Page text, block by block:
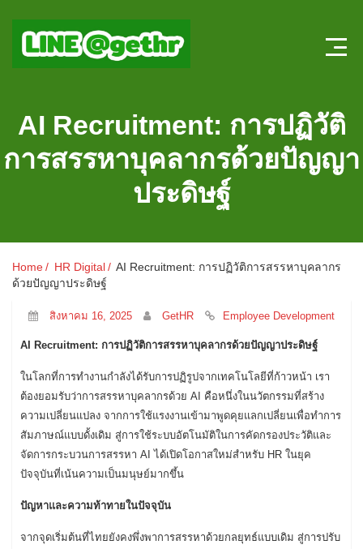
ระบบประเมินผลออนไลน์
AI Recruitment: การปฏิวัติ
การสรรหาบุคลากรด้วยปัญญา
ประดิษฐ์
Home HR Digital
AI Recruitment: การปฏิวัติการสรรหาบุคลากร
ด้วยปัญญาประดิษฐ์
สิงหาคม 16, 2025 GetHR Employee Development
AI Recruitment: การปฏิวัติการสรรหาบุคลากรด้วยปัญญาประดิษฐ์
ในโลกที่การทำงานกำลังได้รับการปฏิรูปจากเทคโนโลยีที่ก้าวหน้า เรา
ต้องยอมรับว่าการสรรหาบุคลากรด้วย AI คือหนึ่งในนวัตกรรมที่สร้าง
ความเปลี่ยนแปลง จากการใช้แรงงานเข้ามาพูดคุยแลกเปลี่ยนเพื่อทำการ
สัมภาษณ์แบบดั้งเดิม สู่การใช้ระบบอัตโนมัติในการคัดกรองประวัติและ
จัดการกระบวนการสรรหา AI ได้เปิดโอกาสใหม่สำหรับ HR ในยุค
ปัจจุบันที่เน้นความเป็นมนุษย์มากขึ้น
ปัญหาและความท้าทายในปัจจุบัน
จากจุดเริ่มต้นที่ไทยยังคงพึ่งพาการสรรหาด้วยกลยุทธ์แบบเดิม สู่การปรับ